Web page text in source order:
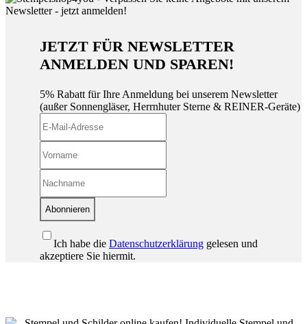
JETZT FÜR NEWSLETTER
ANMELDEN UND SPAREN!
5% Rabatt für Ihre Anmeldung bei unserem Newsletter
(außer Sonnengläser, Herrnhuter Sterne & REINER-Geräte)
Abonnieren
Ich habe die Datenschutzerklärung gelesen und
akzeptiere Sie hiermit.